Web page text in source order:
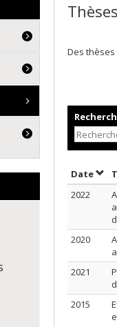
Des
Date
2022
2020
2021
2015